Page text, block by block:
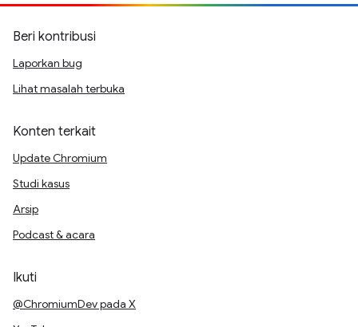
Beri kontribusi
Laporkan bug
Lihat masalah terbuka
Konten terkait
Update Chromium
Studi kasus
Arsip
Podcast & acara
Ikuti
@ChromiumDev pada X